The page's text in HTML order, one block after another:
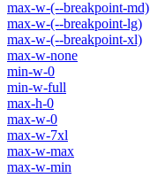
max-w-(--breakpoint-md)
max-w-(--breakpoint-lg)
max-w-(--breakpoint-xl)
max-w-none
min-w-0
min-w-full
max-h-0
max-w-0
max-w-7xl
max-w-max
max-w-min